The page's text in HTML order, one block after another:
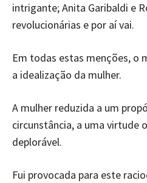
intrigante; Anita Garibaldi e
revolucionárias e por aí vai.
Em todas estas menções, o
a idealização da mulher.
A mulher reduzida a um
circunstância, a uma virtude
deplorável.
Fui provocada para este